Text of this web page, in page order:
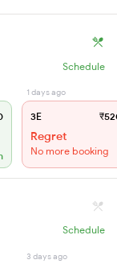
Schedule
1 days ago
3E
Regret
No more booking
Schedule
3 days ago